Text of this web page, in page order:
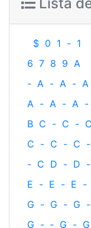
Lista
$ 0 1 - 1
6 7 8 9 A
- A - A - A
A - A - A -
B C - C - C
C - C - C -
- C D - D -
E - E - E -
G - G - G -
G - ‐ G - G